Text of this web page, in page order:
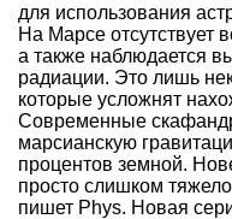
для использования
На Марсе отсутствует
а также наблюдается
радиации. Это лишь
которые усложнят
Современные
марсианскую
процентов земной.
просто слишком
пишет Phys. Новая